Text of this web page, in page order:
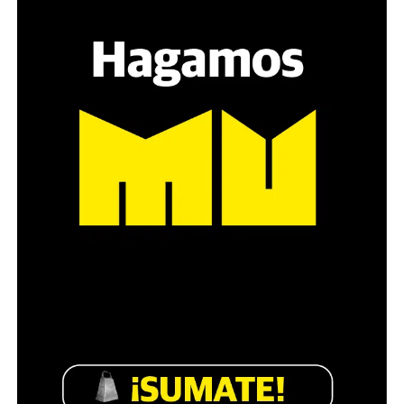
mamá de Lucía Pérez
“Estamos como el día 1”. La frase de la madre de la joven
es a través del interrogante, que puedan encarnar la
pregunta», comparte Gonzalo, de 41 años.